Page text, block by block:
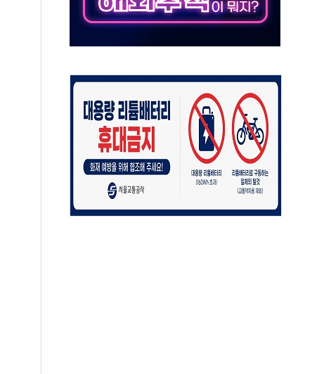
익 88.5% 증가... 해외 자회사가 이끈 '더블 성장'
야청' 파장…친명계 "처절한 역사를 말장난으로" 비판